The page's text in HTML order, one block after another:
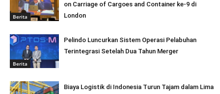
Berita
on Carriage of Cargoes and Container ke-9 di
London
Berita
Pelindo Luncurkan Sistem Operasi Pelabuhan
Terintegrasi Setelah Dua Tahun Merger
Biaya Logistik di Indonesia Turun Tajam dalam Lima